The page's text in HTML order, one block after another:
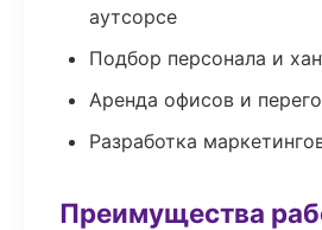
аутсорсе
Подбор персонала и
Аренда офисов и
Разработка
Преимущества